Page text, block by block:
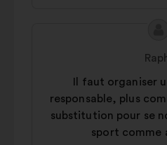
Il faut organiser
responsable, plus
substitution pour se
sport comme